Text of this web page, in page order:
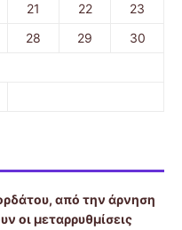
21 22
23
28 29
30
από την άρνηση
οι μεταρρυθμίσεις